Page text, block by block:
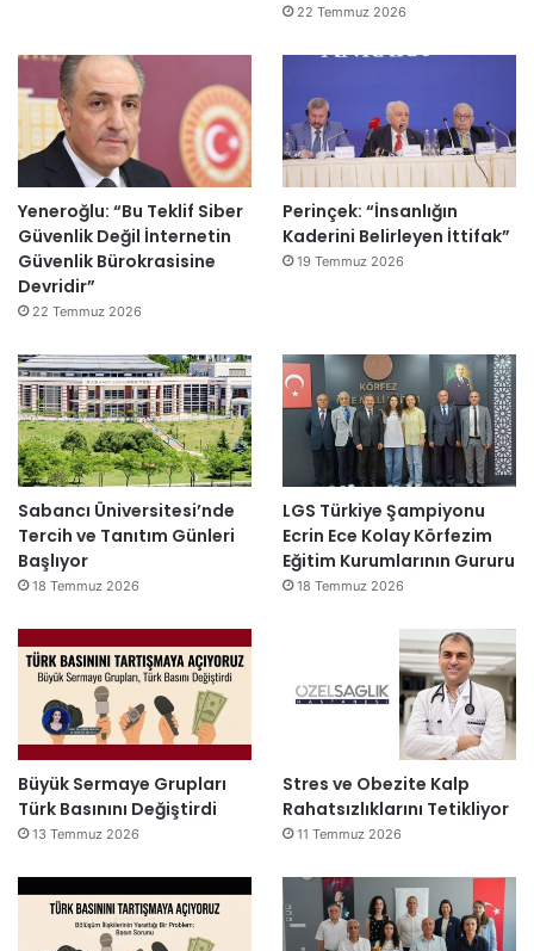
22 Temmuz 2026
Yeneroğlu: “Bu Teklif Siber
Güvenlik Değil İnternetin
Güvenlik Bürokrasisine
Devridir”
22 Temmuz 2026
Perinçek: “İnsanlığın
Kaderini Belirleyen İttifak”
19 Temmuz 2026
Sabancı Üniversitesi’nde
Tercih ve Tanıtım Günleri
Başlıyor
18 Temmuz 2026
LGS Türkiye Şampiyonu
Ecrin Ece Kolay Körfezim
Eğitim Kurumlarının Gururu
18 Temmuz 2026
Büyük Sermaye Grupları
Türk Basınını Değiştirdi
13 Temmuz 2026
Stres ve Obezite Kalp
Rahatsızlıklarını Tetikliyor
11 Temmuz 2026